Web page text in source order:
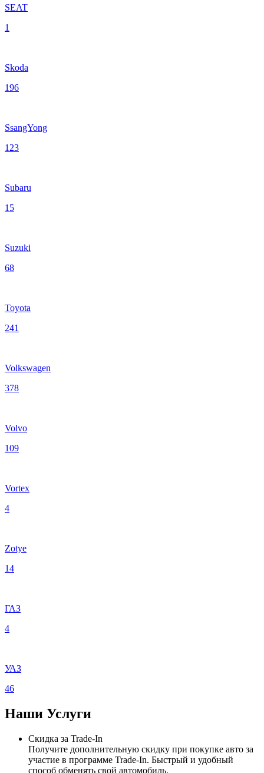
SEAT
1
Skoda
196
SsangYong
123
Subaru
15
Suzuki
68
Toyota
241
Volkswagen
378
Volvo
109
Vortex
4
Zotye
14
ГАЗ
4
УАЗ
46
Наши Услуги
Скидка за Trade-In
Получите дополнительную скидку при покупке авто за
участие в программе Trade-In. Быстрый и удобный
способ обменять свой автомобиль.